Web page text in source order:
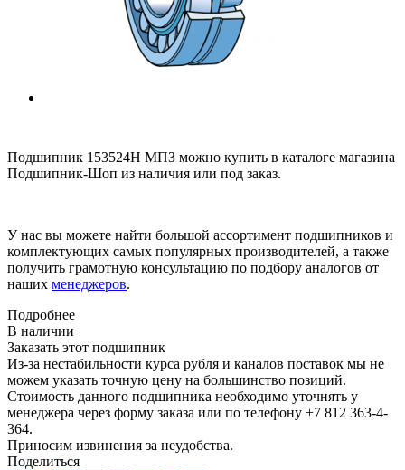
Подшипник 153524Н МПЗ можно купить в каталоге магазина
Подшипник-Шоп из наличия или под заказ.
У нас вы можете найти большой ассортимент подшипников и
комплектующих самых популярных производителей, а также
получить грамотную консультацию по подбору аналогов от
наших менеджеров.
Подробнее
В наличии
Заказать этот подшипник
Из-за нестабильности курса рубля и каналов поставок мы не
можем указать точную цену на большинство позиций.
Стоимость данного подшипника необходимо уточнять у
менеджера через форму заказа или по телефону +7 812 363-4-
364.
Приносим извинения за неудобства.
Поделиться